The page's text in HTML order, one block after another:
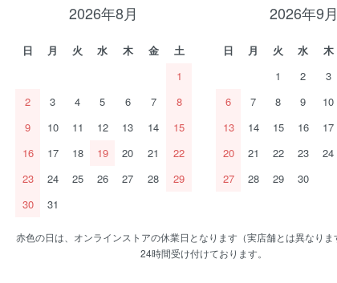
2026年8月
日 月 火 水 木 金
土
1
2
3 4 5 6 7
8
9
10 11 12 13 14
15
16
17 18 19 20 21
22
23
24 25 26 27 28
29
30
31
2026年9月
日 月 火 水 木
1
2 3
6
7 8 9 10
13
14 15 16 17
20
21 22 23 24
27
28 29 30
赤色の日は、オンラインストアの休業日となります（実店舗とは異なりま
24時間受け付けております。